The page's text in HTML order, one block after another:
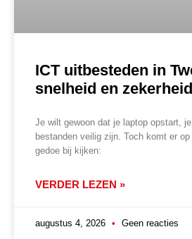
ICT uitbesteden in
snelheid en zekerheid
Je wilt gewoon dat je laptop opstart,
bestanden veilig zijn. Toch komt er
gedoe bij kijken:
VERDER LEZEN »
augustus 4, 2026 Geen reacties